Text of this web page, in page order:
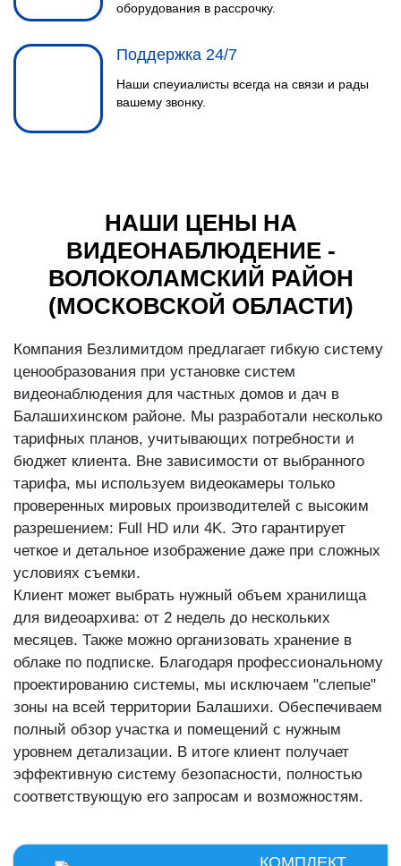
оборудования в рассрочку.
Поддержка 24/7
Наши спеуиалисты всегда на связи и рады
вашему звонку.
НАШИ ЦЕНЫ НА
ВИДЕОНАБЛЮДЕНИЕ -
ВОЛОКОЛАМСКИЙ РАЙОН
(МОСКОВСКОЙ ОБЛАСТИ)
Компания Безлимитдом предлагает гибкую систему
ценообразования при установке систем
видеонаблюдения для частных домов и дач в
Балашихинском районе. Мы разработали несколько
тарифных планов, учитывающих потребности и
бюджет клиента. Вне зависимости от выбранного
тарифа, мы используем видеокамеры только
проверенных мировых производителей с высоким
разрешением: Full HD или 4K. Это гарантирует
четкое и детальное изображение даже при сложных
условиях съемки.
Клиент может выбрать нужный объем хранилища
для видеоархива: от 2 недель до нескольких
месяцев. Также можно организовать хранение в
облаке по подписке. Благодаря профессиональному
проектированию системы, мы исключаем "слепые"
зоны на всей территории Балашихи. Обеспечиваем
полный обзор участка и помещений с нужным
уровнем детализации. В итоге клиент получает
эффективную систему безопасности, полностью
соответствующую его запросам и возможностям.
КОМПЛЕКТ